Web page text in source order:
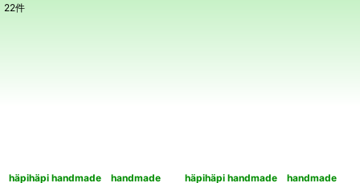
22件
häpihäpi handmade handmade
häpihäpi handmade handmade